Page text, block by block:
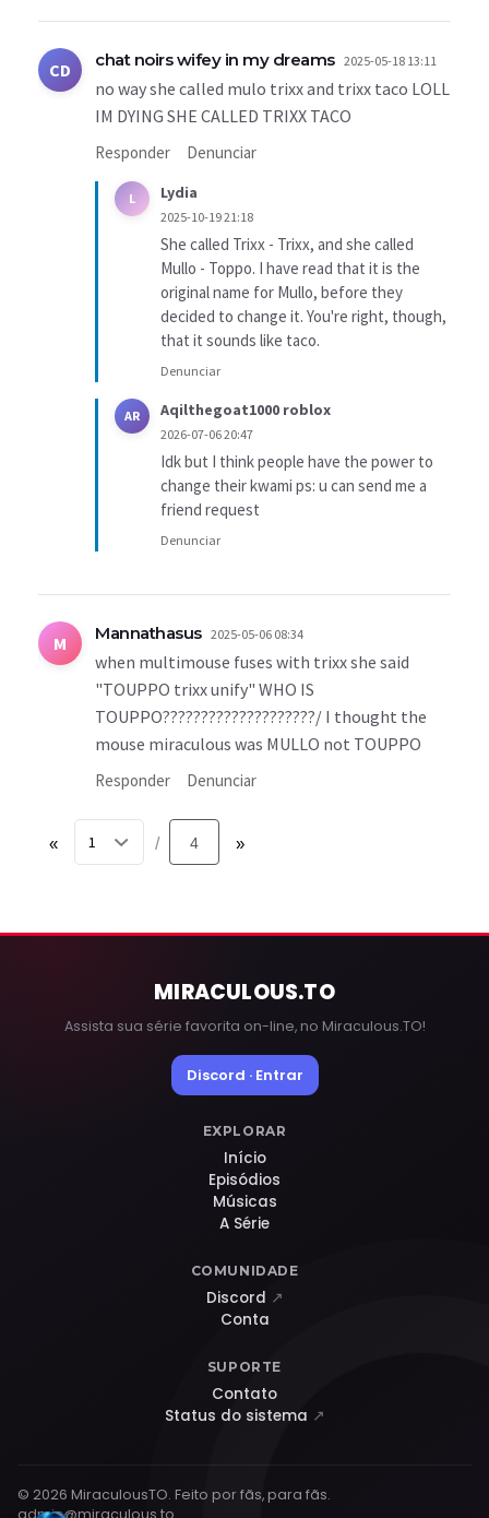
CD chat noirs wifey in my dreams 2025-05-18 13:11
no way she called mulo trixx and trixx taco LOLL
IM DYING SHE CALLED TRIXX TACO
Responder Denunciar
L Lydia
2025-10-19 21:18
She called Trixx - Trixx, and she called
Mullo - Toppo. I have read that it is the
original name for Mullo, before they
decided to change it. You're right, though,
that it sounds like taco.
Denunciar
AR Aqilthegoat1000 roblox
2026-07-06 20:47
Idk but I think people have the power to
change their kwami ps: u can send me a
friend request
Denunciar
M Mannathasus 2025-05-06 08:34
when multimouse fuses with trixx she said
"TOUPPO trixx unify" WHO IS
TOUPPO????????????????????/ I thought the
mouse miraculous was MULLO not TOUPPO
Responder Denunciar
« / 4 »
MIRACULOUS.TO
Assista sua série favorita on-line, no Miraculous.TO!
Discord · Entrar
EXPLORAR
Início
Episódios
Músicas
A Série
COMUNIDADE
Discord ↗
Conta
SUPORTE
Contato
Status do sistema ↗
© 2026 MiraculousTO. Feito por fãs, para fãs.
admin@miraculous.to